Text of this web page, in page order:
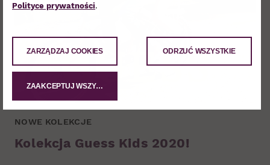
NOWE KOLEKCJE
Kolekcja Guess Kids 2020!
Polityce prywatności.
ZARZĄDZAJ COOKIES ODRZUĆ WSZYSTKIE
ZAAKCEPTUJ WSZYSTKIE